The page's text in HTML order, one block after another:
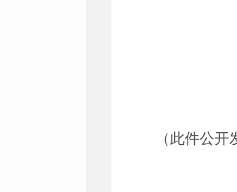
（此件公开